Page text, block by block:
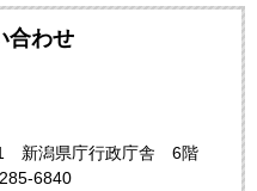
合わせ
1 新潟県庁行政庁舎 6階
6840